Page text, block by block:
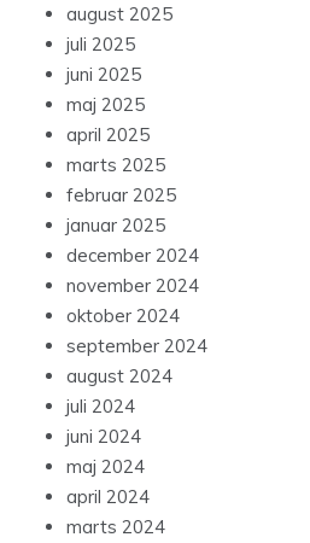
august 2025
juli 2025
juni 2025
maj 2025
april 2025
marts 2025
februar 2025
januar 2025
december 2024
november 2024
oktober 2024
september 2024
august 2024
juli 2024
juni 2024
maj 2024
april 2024
marts 2024